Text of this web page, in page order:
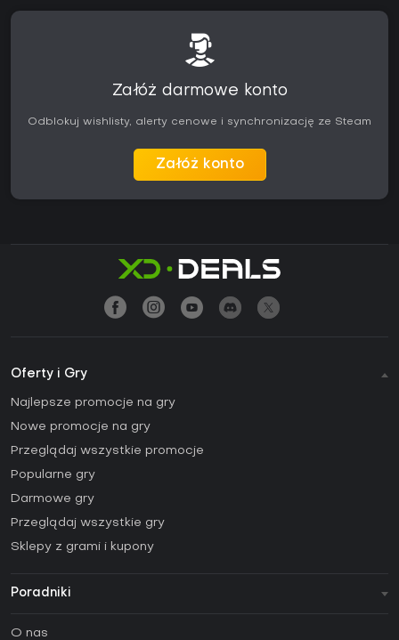
Załóż darmowe konto
Odblokuj wishlisty, alerty cenowe i synchronizację ze Steam
Załóż konto
Oferty i Gry
Najlepsze promocje na gry
Nowe promocje na gry
Przeglądaj wszystkie promocje
Popularne gry
Darmowe gry
Przeglądaj wszystkie gry
Sklepy z grami i kupony
Poradniki
O nas